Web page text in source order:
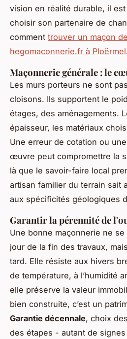
vision en réalité durable, il
choisir son partenaire de
comment trouver un maçon
hegomaconnerie.fr à Ploërmel
Maçonnerie générale : le
Les murs porteurs ne sont
cloisons. Ils supportent le
étages, des aménagements.
épaisseur, les matériaux
Une erreur de cotation ou
œuvre peut compromettre la
là que le savoir-faire local
artisan familier du terrain sait
aux spécificités géologiques
Garantir la pérennité de
Une bonne maçonnerie ne
jour de la fin des travaux,
tard. Elle résiste aux hivers
de température, à l’humidité
elle préserve la valeur
bien construite, c’est un
Garantie décennale, choix
des étapes - autant de